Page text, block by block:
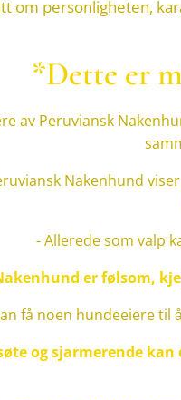
om personligheten,
*Dette er
av Peruviansk
Nakenhund
-Allerede som valp
er følsom,
få noen hundeeiere til
og sjarmerende